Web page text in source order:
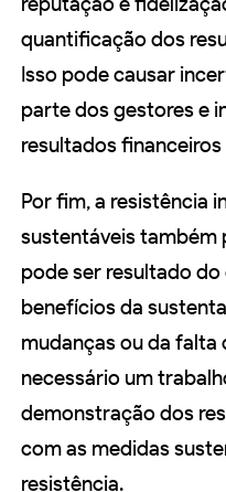
quantificação dos
Isso pode causar
parte dos gestores e
resultados
Por fim, a resistência
sustentáveis também
pode ser resultado
benefícios da
mudanças ou da falta
necessário um
demonstração dos
com as medidas
resistência.